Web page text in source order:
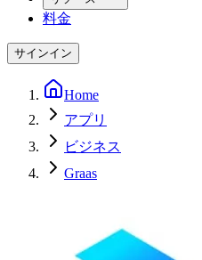
料金
サインイン
Home
アプリ
ビジネス
Graas